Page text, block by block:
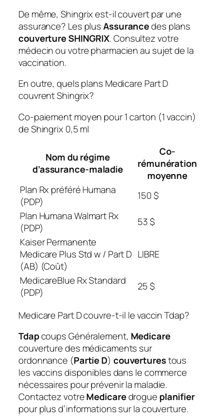
De même, Shingrix est-il couvert par une
assurance? Les plusAssurancedes plans
couverture SHINGRIX. Consultez votre
médecin ou votre pharmacien au sujet de la
vaccination.
En outre, quels plans Medicare Part D
couvrent Shingrix?
Co-paiement moyen pour 1 carton (1 vaccin)
de Shingrix 0,5 ml
Nom du régime
d’assurance-maladie
Co-
rémunération
moyenne
Plan Rx préféré Humana
(PDP)
150 $
Plan Humana Walmart Rx
(PDP)
53 $
Kaiser Permanente
Medicare Plus Std w / Part D
(AB) (Coût)
LIBRE
MedicareBlue Rx Standard
(PDP)
25 $
Medicare Part D couvre-t-il le vaccin Tdap?
TdapcoupsGénéralement, Medicare
couverture des médicaments sur
ordonnance (Partie D) couverturestous
les vaccins disponibles dans le commerce
nécessaires pour prévenir la maladie.
Contactez votreMedicaredrogue planifier
pour plus d’informations sur la couverture.